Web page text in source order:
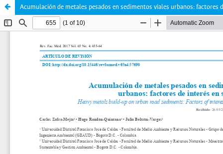
Acumulación de metales pesados en sedimentos viales urbanos: factores